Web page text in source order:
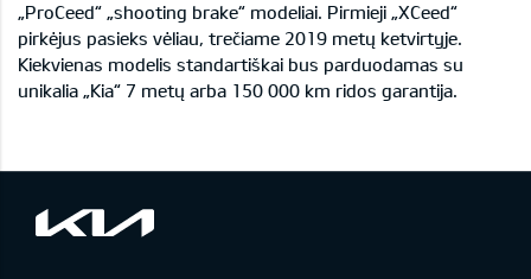
„ProCeed“ „shooting brake“ modeliai. Pirmieji „XCeed“
pirkėjus pasieks vėliau, trečiame 2019 metų ketvirtyje.
Kiekvienas modelis standartiškai bus parduodamas su
unikalia „Kia“ 7 metų arba 150 000 km ridos garantija.